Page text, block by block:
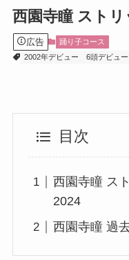
西園寺瞳 スト
広告
踊り子コース
2002年デビュー
6頭デビュー
目次
西園寺瞳 ス
2024
西園寺瞳 過